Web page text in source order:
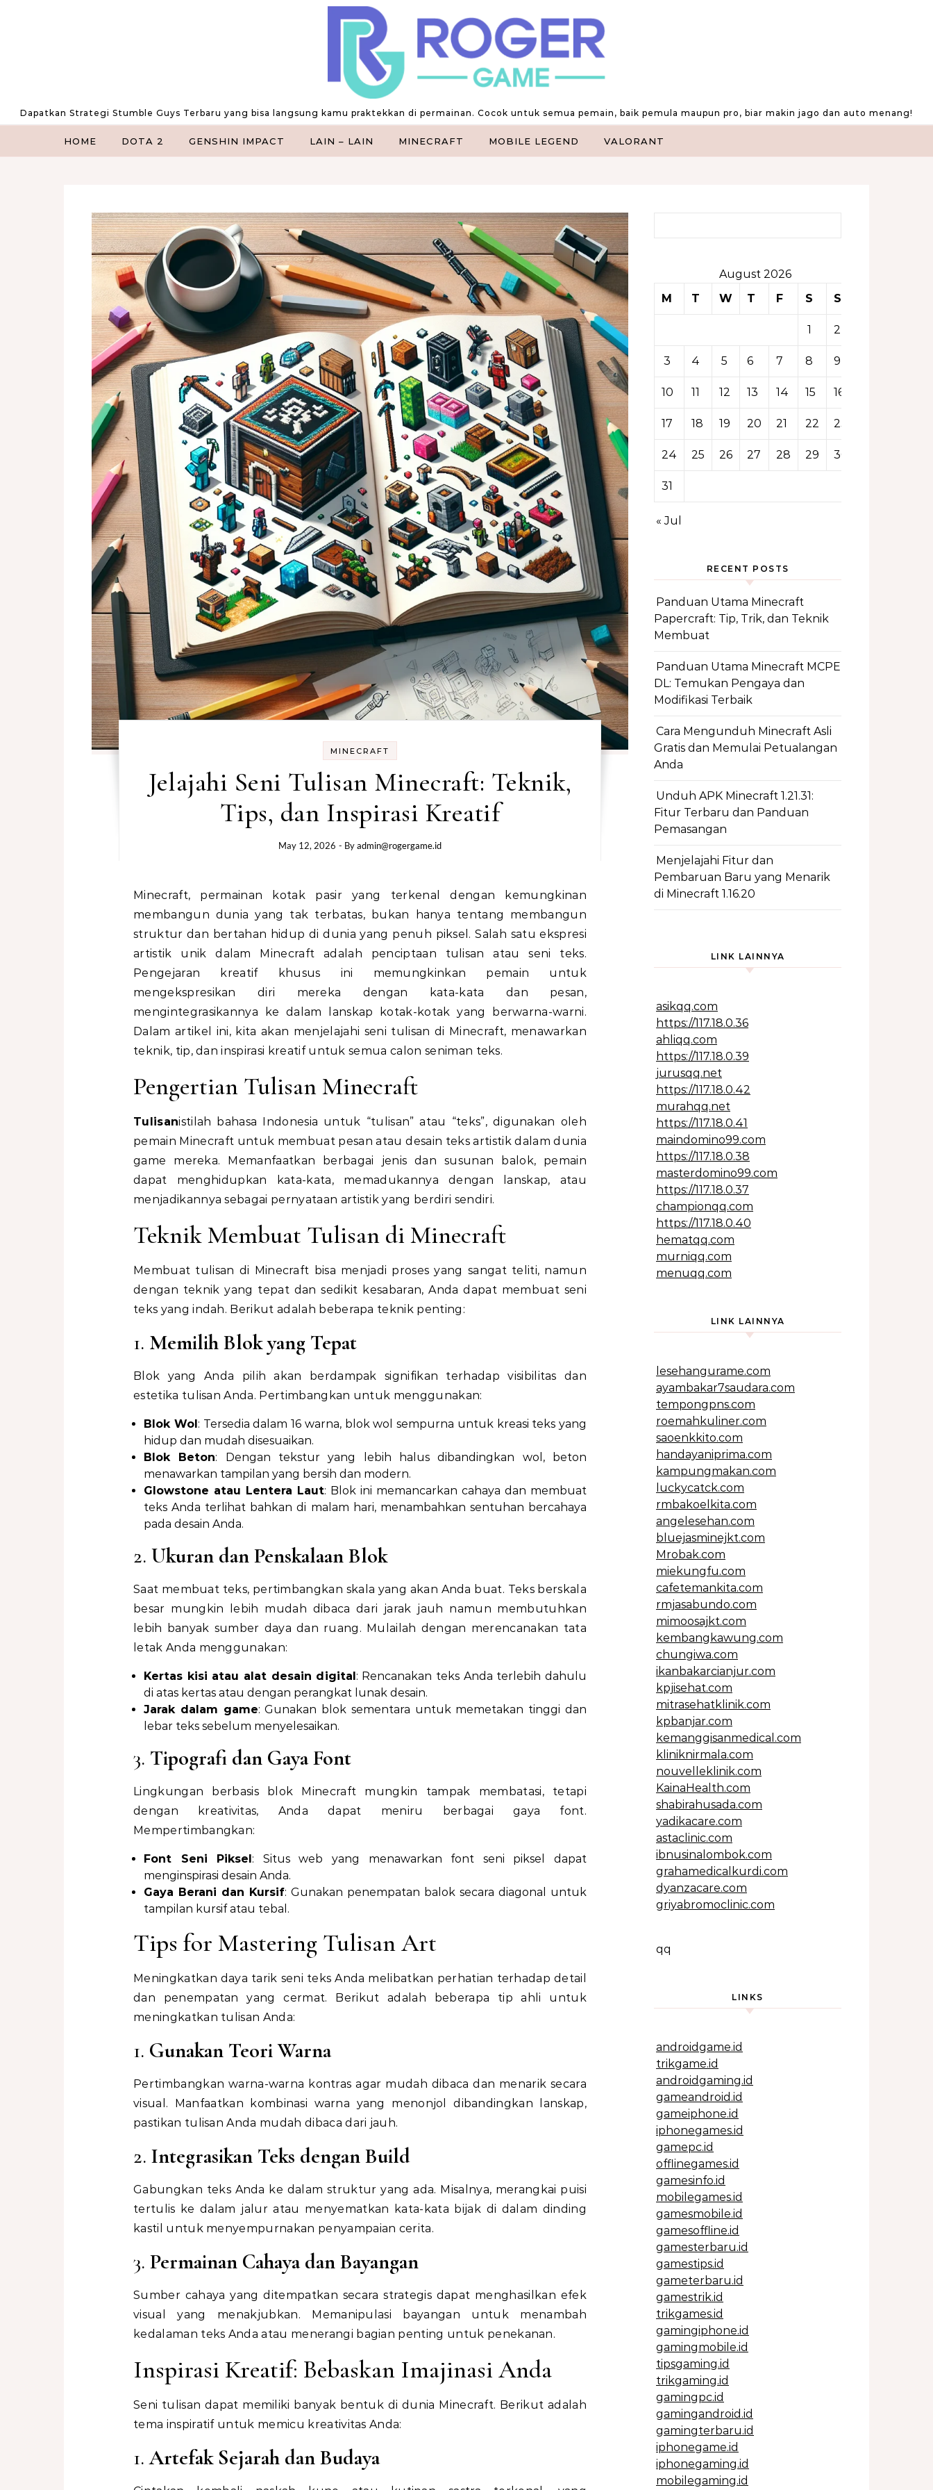
Dapatkan Strategi Stumble Guys Terbaru yang bisa langsung kamu praktekkan di permainan. Cocok untuk semua pemain, baik pemula maupun pro, biar makin jago dan auto menang!
HOME DOTA 2 GENSHIN IMPACT LAIN – LAIN MINECRAFT MOBILE LEGEND VALORANT
MINECRAFT
Jelajahi Seni Tulisan Minecraft: Teknik,
Tips, dan Inspirasi Kreatif
May 12, 2026 - Byadmin@rogergame.id
Minecraft, permainan kotak pasir yang terkenal dengan kemungkinan
membangun dunia yang tak terbatas, bukan hanya tentang membangun
struktur dan bertahan hidup di dunia yang penuh piksel. Salah satu ekspresi
artistik unik dalam Minecraft adalah penciptaan tulisan atau seni teks.
Pengejaran kreatif khusus ini memungkinkan pemain untuk
mengekspresikan diri mereka dengan kata-kata dan pesan,
mengintegrasikannya ke dalam lanskap kotak-kotak yang berwarna-warni.
Dalam artikel ini, kita akan menjelajahi seni tulisan di Minecraft, menawarkan
teknik, tip, dan inspirasi kreatif untuk semua calon seniman teks.
Pengertian Tulisan Minecraft
Tulisanistilah bahasa Indonesia untuk “tulisan” atau “teks”, digunakan oleh
pemain Minecraft untuk membuat pesan atau desain teks artistik dalam dunia
game mereka. Memanfaatkan berbagai jenis dan susunan balok, pemain
dapat menghidupkan kata-kata, memadukannya dengan lanskap, atau
menjadikannya sebagai pernyataan artistik yang berdiri sendiri.
Teknik Membuat Tulisan di Minecraft
Membuat tulisan di Minecraft bisa menjadi proses yang sangat teliti, namun
dengan teknik yang tepat dan sedikit kesabaran, Anda dapat membuat seni
teks yang indah. Berikut adalah beberapa teknik penting:
1. Memilih Blok yang Tepat
Blok yang Anda pilih akan berdampak signifikan terhadap visibilitas dan
estetika tulisan Anda. Pertimbangkan untuk menggunakan:
Blok Wol: Tersedia dalam 16 warna, blok wol sempurna untuk kreasi teks yang
hidup dan mudah disesuaikan.
Blok Beton: Dengan tekstur yang lebih halus dibandingkan wol, beton
menawarkan tampilan yang bersih dan modern.
Glowstone atau Lentera Laut: Blok ini memancarkan cahaya dan membuat
teks Anda terlihat bahkan di malam hari, menambahkan sentuhan bercahaya
pada desain Anda.
2. Ukuran dan Penskalaan Blok
Saat membuat teks, pertimbangkan skala yang akan Anda buat. Teks berskala
besar mungkin lebih mudah dibaca dari jarak jauh namun membutuhkan
lebih banyak sumber daya dan ruang. Mulailah dengan merencanakan tata
letak Anda menggunakan:
Kertas kisi atau alat desain digital: Rencanakan teks Anda terlebih dahulu
di atas kertas atau dengan perangkat lunak desain.
Jarak dalam game: Gunakan blok sementara untuk memetakan tinggi dan
lebar teks sebelum menyelesaikan.
3. Tipografi dan Gaya Font
Lingkungan berbasis blok Minecraft mungkin tampak membatasi, tetapi
dengan kreativitas, Anda dapat meniru berbagai gaya font.
Mempertimbangkan:
Font Seni Piksel: Situs web yang menawarkan font seni piksel dapat
menginspirasi desain Anda.
Gaya Berani dan Kursif: Gunakan penempatan balok secara diagonal untuk
tampilan kursif atau tebal.
Tips for Mastering Tulisan Art
Meningkatkan daya tarik seni teks Anda melibatkan perhatian terhadap detail
dan penempatan yang cermat. Berikut adalah beberapa tip ahli untuk
meningkatkan tulisan Anda:
1. Gunakan Teori Warna
Pertimbangkan warna-warna kontras agar mudah dibaca dan menarik secara
visual. Manfaatkan kombinasi warna yang menonjol dibandingkan lanskap,
pastikan tulisan Anda mudah dibaca dari jauh.
2. Integrasikan Teks dengan Build
Gabungkan teks Anda ke dalam struktur yang ada. Misalnya, merangkai puisi
tertulis ke dalam jalur atau menyematkan kata-kata bijak di dalam dinding
kastil untuk menyempurnakan penyampaian cerita.
3. Permainan Cahaya dan Bayangan
Sumber cahaya yang ditempatkan secara strategis dapat menghasilkan efek
visual yang menakjubkan. Memanipulasi bayangan untuk menambah
kedalaman teks Anda atau menerangi bagian penting untuk penekanan.
Inspirasi Kreatif: Bebaskan Imajinasi Anda
Seni tulisan dapat memiliki banyak bentuk di dunia Minecraft. Berikut adalah
tema inspiratif untuk memicu kreativitas Anda:
1.Artefak Sejarah dan Budaya
August 2026
M
T W T F S S
1 2
3 4 5 6 7 8 9
10 11 12 13 14 15 16
17 18 19 20 21 22 23
24 25 26 27 28 29 30
31
« Jul
RECENT POSTS
Panduan Utama Minecraft
Papercraft: Tip, Trik, dan Teknik
Membuat
Panduan Utama Minecraft MCPE
DL: Temukan Pengaya dan
Modifikasi Terbaik
Cara Mengunduh Minecraft Asli
Gratis dan Memulai Petualangan
Anda
Unduh APK Minecraft 1.21.31:
Fitur Terbaru dan Panduan
Pemasangan
Menjelajahi Fitur dan
Pembaruan Baru yang Menarik
di Minecraft 1.16.20
LINK LAINNYA
asikqq.com
https://117.18.0.36
ahliqq.com
https://117.18.0.39
jurusqq.net
https://117.18.0.42
murahqq.net
https://117.18.0.41
maindomino99.com
https://117.18.0.38
masterdomino99.com
https://117.18.0.37
championqq.com
https://117.18.0.40
hematqq.com
murniqq.com
menuqq.com
LINK LAINNYA
lesehangurame.com
ayambakar7saudara.com
tempongpns.com
roemahkuliner.com
saoenkkito.com
handayaniprima.com
kampungmakan.com
luckycatck.com
rmbakoelkita.com
angelesehan.com
bluejasminejkt.com
Mrobak.com
miekungfu.com
cafetemankita.com
rmjasabundo.com
mimoosajkt.com
kembangkawung.com
chungiwa.com
ikanbakarcianjur.com
kpjisehat.com
mitrasehatklinik.com
kpbanjar.com
kemanggisanmedical.com
kliniknirmala.com
nouvelleklinik.com
KainaHealth.com
shabirahusada.com
yadikacare.com
astaclinic.com
ibnusinalombok.com
grahamedicalkurdi.com
dyanzacare.com
griyabromoclinic.com
qq
LINKS
androidgame.id
trikgame.id
androidgaming.id
gameandroid.id
gameiphone.id
iphonegames.id
gamepc.id
offlinegames.id
gamesinfo.id
mobilegames.id
gamesmobile.id
gamesoffline.id
gamesterbaru.id
gamestips.id
gameterbaru.id
gamestrik.id
trikgames.id
gamingiphone.id
gamingmobile.id
tipsgaming.id
trikgaming.id
gamingpc.id
gamingandroid.id
gamingterbaru.id
iphonegame.id
iphonegaming.id
mobilegaming.id